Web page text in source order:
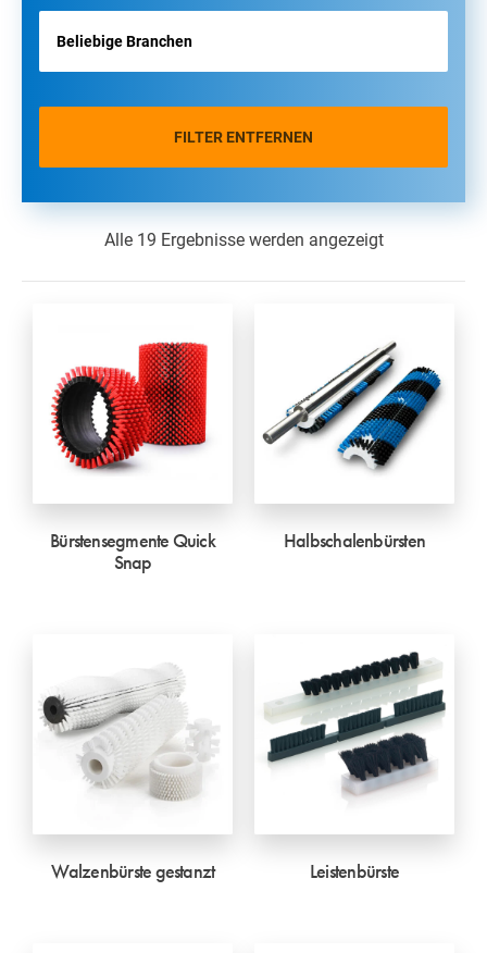
FILTER ENTFERNEN
Alle 19 Ergebnisse werden angezeigt
Bürstensegmente Quick
Snap
Halbschalenbürsten
Walzenbürste gestanzt Leistenbürste